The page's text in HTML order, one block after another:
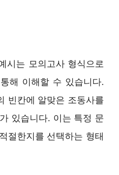
시는 모의고사 형식으로
해 이해할 수 있습니다.
빈칸에 알맞은 조동사를
있습니다. 이는 특정 문
절한지를 선택하는 형태